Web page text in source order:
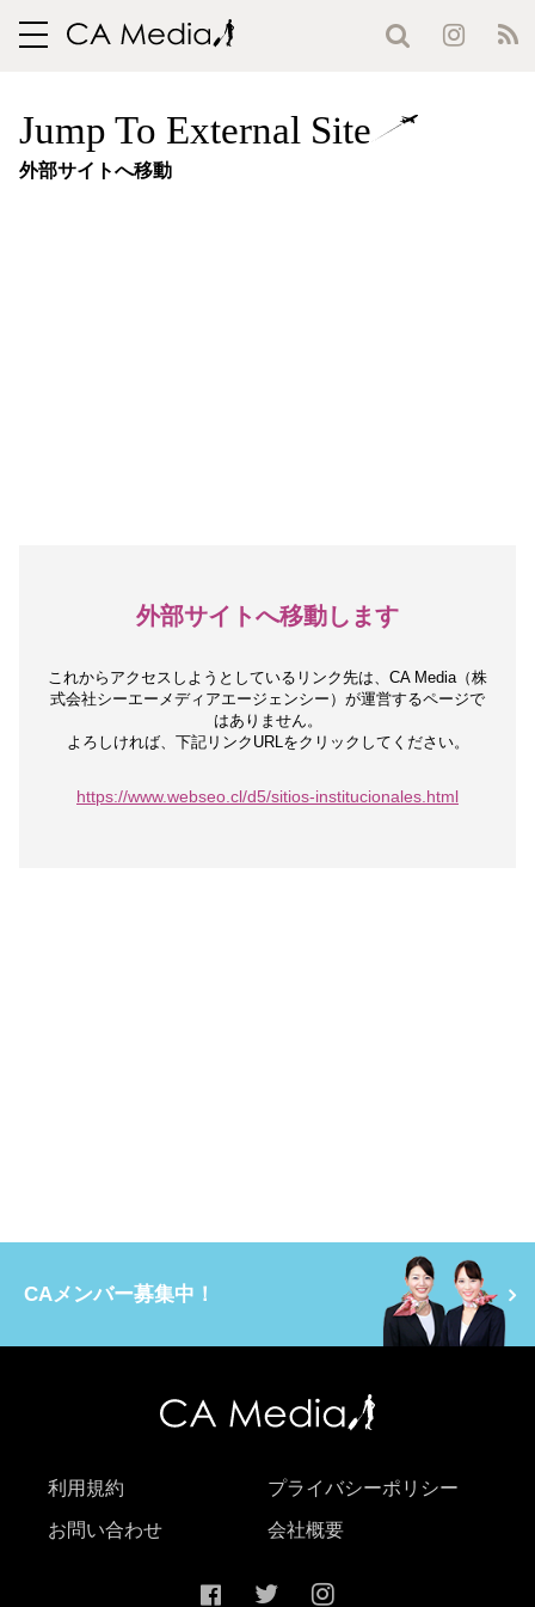
toggle
Jump To External Site
外部サイトへ移動
外部サイトへ移動します
これからアクセスしようとしているリンク先は、 CA Media（株
式会社シーエーメディアエージェンシー）が運営するページで
はありません。
よろしければ、下記リンクURLをクリックしてください。
https://www.webseo.cl/d5/sitios-institucionales.html
CAメンバー募集中！
利用規約 プライバシーポリシー
お問い合わせ 会社概要